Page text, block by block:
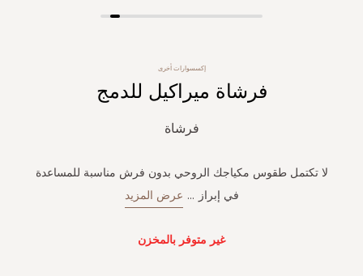
إكسسوارات أخرى
فرشاة ميراكيل للدمج
فرشاة
لا تكتمل طقوس مكياجك الروحي بدون فرش مناسبة للمساعدة
في إبراز ... عرض المزيد
غير متوفر بالمخزن